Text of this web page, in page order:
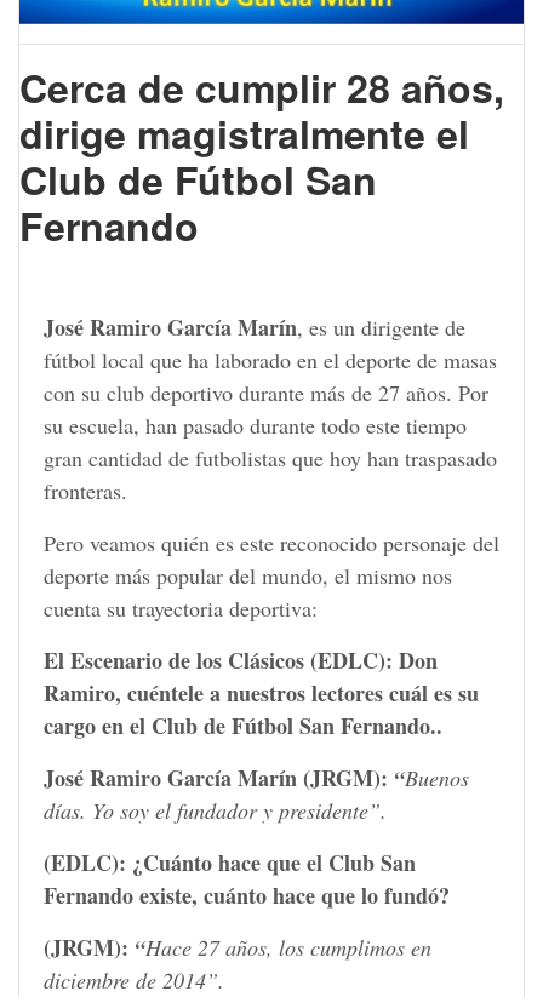
Cerca de cumplir 28 años,
dirige magistralmente el
Club de Fútbol San
Fernando
José Ramiro García Marín, es un dirigente de
fútbol local que ha laborado en el deporte de masas
con su club deportivo durante más de 27 años. Por
su escuela, han pasado durante todo este tiempo
gran cantidad de futbolistas que hoy han traspasado
fronteras.
Pero veamos quién es este reconocido personaje del
deporte más popular del mundo, el mismo nos
cuenta su trayectoria deportiva:
El Escenario de los Clásicos (EDLC): Don
Ramiro, cuéntele a nuestros lectores cuál es su
cargo en el Club de Fútbol San Fernando..
José Ramiro García Marín (JRGM): “Buenos
días. Yo soy el fundador y presidente”.
(EDLC): ¿Cuánto hace que el Club San
Fernando existe, cuánto hace que lo fundó?
(JRGM): “Hace 27 años, los cumplimos en
diciembre de 2014”.